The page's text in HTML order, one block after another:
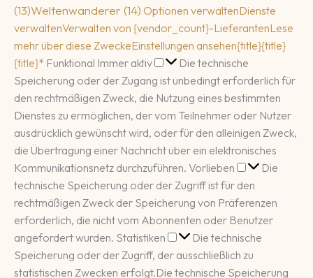
(13)Weltenwanderer (14) Optionen verwaltenDienste
verwaltenVerwalten von {vendor_count}-LieferantenLese
mehr über diese ZweckeEinstellungen ansehen{title}{title}
{title}* Funktional Immer aktiv Funktional
Die technische
Speicherung oder der Zugang ist unbedingt erforderlich für
den rechtmäßigen Zweck, die Nutzung eines bestimmten
Dienstes zu ermöglichen, der vom Teilnehmer oder Nutzer
ausdrücklich gewünscht wird, oder für den alleinigen Zweck,
die Übertragung einer Nachricht über ein elektronisches
Kommunikationsnetz durchzuführen. Vorlieben Vorlieben
Die
technische Speicherung oder der Zugriff ist für den
rechtmäßigen Zweck der Speicherung von Präferenzen
erforderlich, die nicht vom Abonnenten oder Benutzer
angefordert wurden. Statistiken Statistiken
Die technische
Speicherung oder der Zugriff, der ausschließlich zu
statistischen Zwecken erfolgt.Die technische Speicherung